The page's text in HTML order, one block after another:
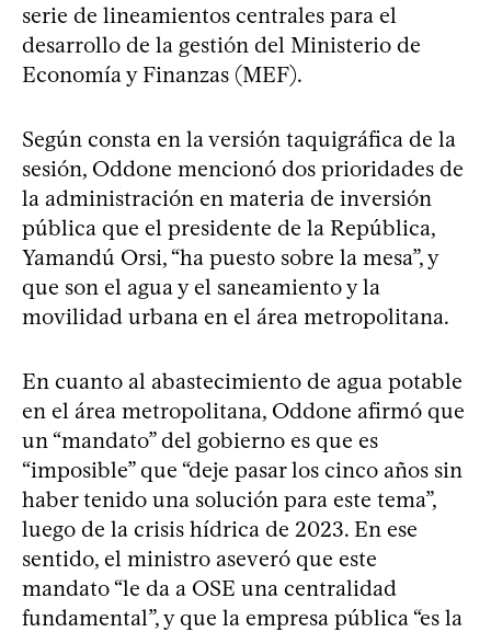
serie de lineamientos centrales para el
desarrollo de la gestión del Ministerio de
Economía y Finanzas (MEF).
Según consta en la versión taquigráfica de la
sesión, Oddone mencionó dos prioridades de
la administración en materia de inversión
pública que el presidente de la República,
Yamandú Orsi, “ha puesto sobre la mesa”, y
que son el agua y el saneamiento y la
movilidad urbana en el área metropolitana.
En cuanto al abastecimiento de agua potable
en el área metropolitana, Oddone afirmó que
un “mandato” del gobierno es que es
“imposible” que “deje pasar los cinco años sin
haber tenido una solución para este tema”,
luego de la crisis hídrica de 2023. En ese
sentido, el ministro aseveró que este
mandato “le da a OSE una centralidad
fundamental”, y que la empresa pública “es la